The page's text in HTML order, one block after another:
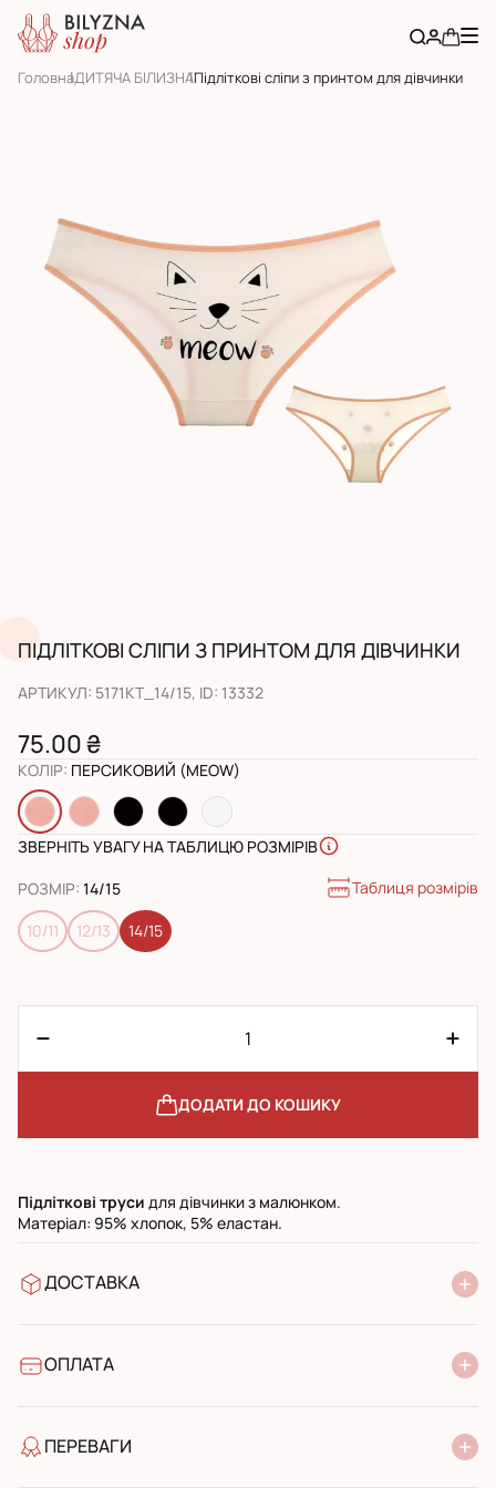
ГоловнаДИТЯЧА БІЛИЗНАПідліткові сліпи з принтом для дівчинки
ПІДЛІТКОВІ СЛІПИ З ПРИНТОМ ДЛЯ ДІВЧИНКИ
АРТИКУЛ: 5171KT_14/15, ID: 13332
75.00 ₴
КОЛІР: ПЕРСИКОВИЙ (MEOW)
ЗВЕРНІТЬ УВАГУ НА ТАБЛИЦЮ РОЗМІРІВ
РОЗМІР: 14/15 Таблиця розмірів
10/11 12/13 14/15
ДОДАТИ ДО КОШИКУ
Підліткові труси для дівчинки з малюнком.
Матеріал: 95% хлопок, 5% еластан.
ДОСТАВКА
УкрПошта стандарт
ОПЛАТА
Банківський переказ
ПЕРЕВАГИ